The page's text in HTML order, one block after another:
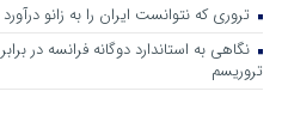
تروری که نتوانست ایران را به زانو درآورد
نگاهی به استاندارد دوگانه فرانسه در برابر
تروریسم